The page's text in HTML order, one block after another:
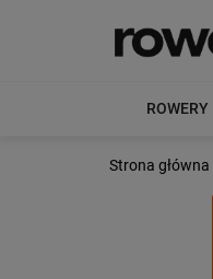
Strona główna